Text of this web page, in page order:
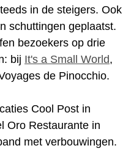
in de steigers. Ook
schuttingen geplaatst.
bezoekers op drie
bij It's a Small World,
de Pinocchio.
Cool Post in
Oro Restaurante in
met verbouwingen.